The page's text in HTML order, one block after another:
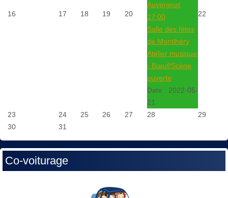
16 17 18 19 20
Auvergnat
17:00
Salle des fêtes
de Montlhéry
Atelier musique
- Bœuf/Scène
ouverte
Date : 2022-05-
21
22
23 24 25 26 27 28
29
30
31
Co-voiturage